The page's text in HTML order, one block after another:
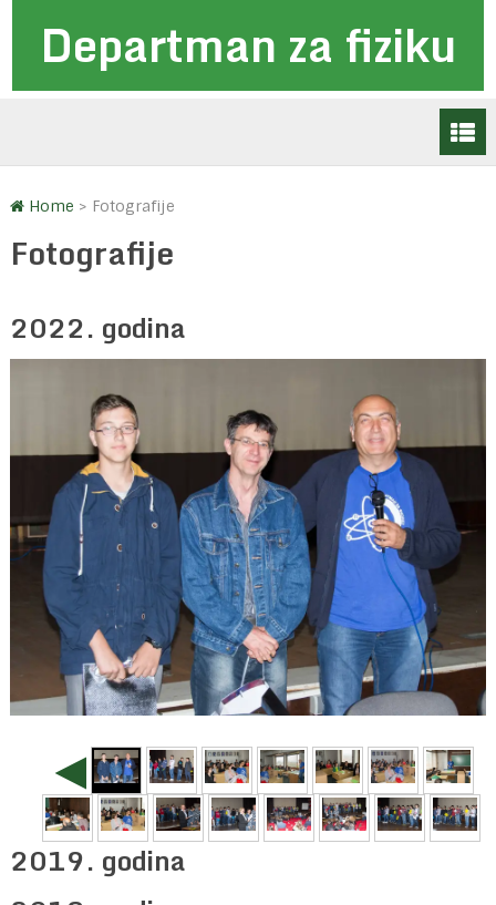
Departman za fiziku
Home > Fotografije
Fotografije
2022. godina
◄
2019. godina